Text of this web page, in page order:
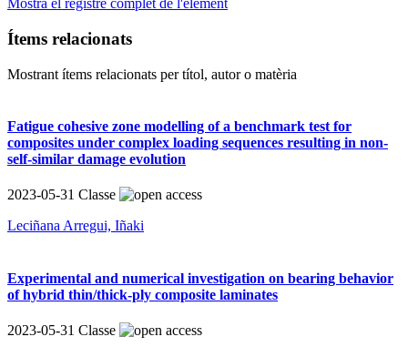
Mostra el registre complet de l'element
Ítems relacionats
Mostrant ítems relacionats per títol, autor o matèria
Fatigue cohesive zone modelling of a benchmark test for
composites under complex loading sequences resulting in non-
self-similar damage evolution
2023-05-31 Classe
Leciñana Arregui, Iñaki
Experimental and numerical investigation on bearing behavior
of hybrid thin/thick-ply composite laminates
2023-05-31 Classe